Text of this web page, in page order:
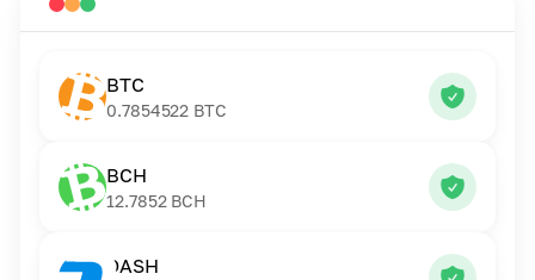
BTC
0.7854522 BTC
BCH
12.7852 BCH
DASH